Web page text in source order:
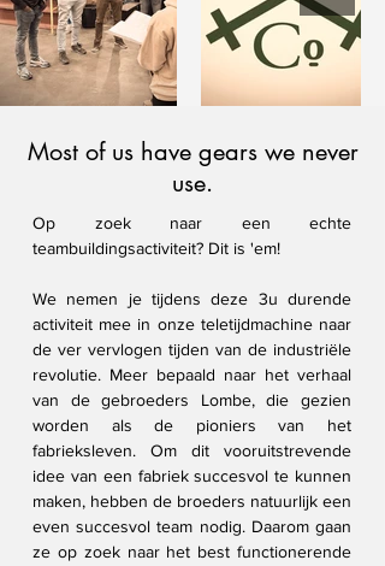
Most of us have gears we never
use.
Op zoek naar een echte
teambuildingsactiviteit? Dit is 'em!
We nemen je tijdens deze 3u durende
activiteit mee in onze teletijdmachine naar
de ver vervlogen tijden van de industriële
revolutie. Meer bepaald naar het verhaal
van de gebroeders Lombe, die gezien
worden als de pioniers van het
fabrieksleven. Om dit vooruitstrevende
idee van een fabriek succesvol te kunnen
maken, hebben de broeders natuurlijk een
even succesvol team nodig. Daarom gaan
ze op zoek naar het best functionerende